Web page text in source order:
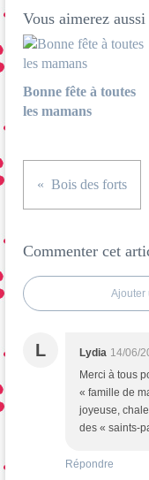
Vous aimerez aussi
Bonne fête à toutes
les mamans
Bois des forts
Commenter cet
Ajouter
L Lydia 14/06/
Merci à tous
« famille de
joyeuse,
des « saints-
Répondre